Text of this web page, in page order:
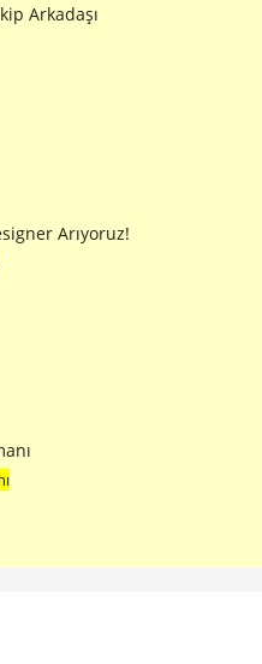
Arkadaşı
Arıyoruz!